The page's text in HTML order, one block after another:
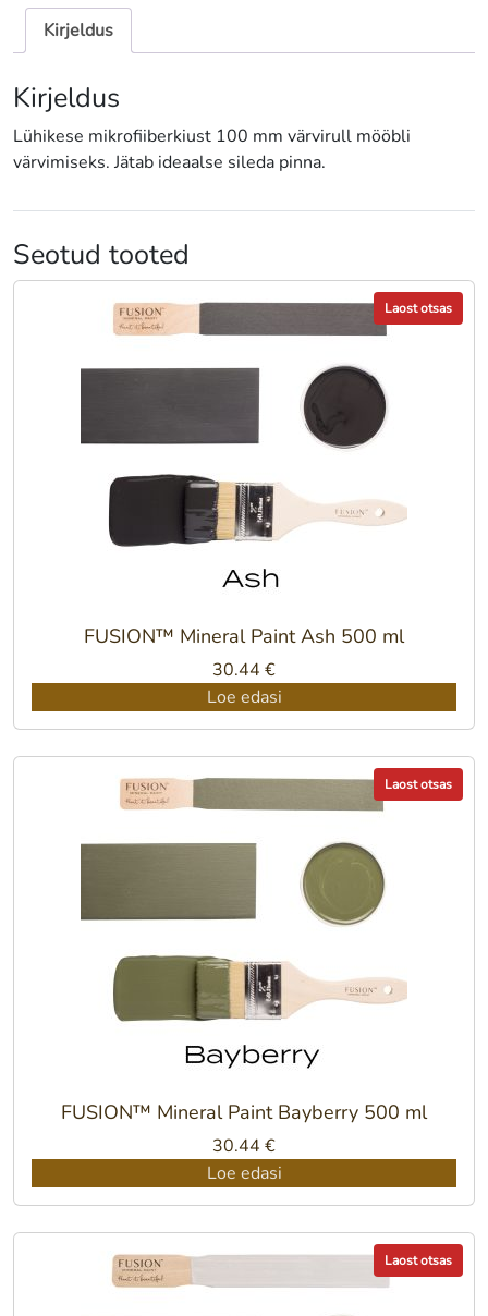
kogusKirjeldus
Kirjeldus
Lühikese mikrofiiberkiust 100 mm värvirull mööbli
värvimiseks. Jätab ideaalse sileda pinna.
Seotud tooted
Laost otsas
FUSION™ Mineral Paint Ash 500 ml
30.44 €
Loe edasi
Laost otsas
FUSION™ Mineral Paint Bayberry 500 ml
30.44 €
Loe edasi
Laost otsas